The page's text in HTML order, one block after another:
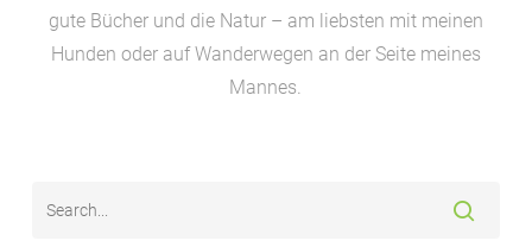
gute Bücher und die Natur – am liebsten mit meinen
Hunden oder auf Wanderwegen an der Seite meines
Mannes.